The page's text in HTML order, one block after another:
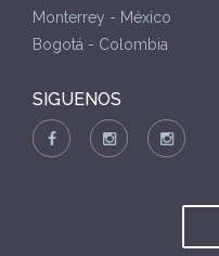
Monterrey - México
Bogotá - Colombia
SIGUENOS